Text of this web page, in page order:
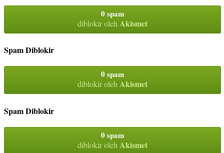
0 spam
diblokir oleh Akismet
Spam Diblokir
0 spam
diblokir olehAkismet
Spam Diblokir
0 spam
diblokir oleh Akismet